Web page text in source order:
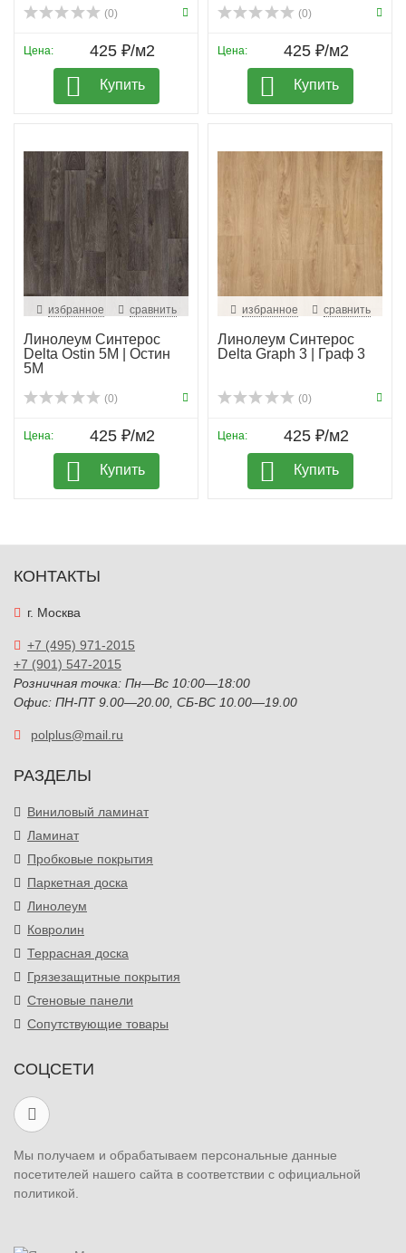
(0)
Цена: 425 ₽/м2
Купить
(0)
Цена: 425 ₽/м2
Купить
избранное сравнить
Линолеум Синтерос
Delta Ostin 5M | Остин
5М
(0)
Цена: 425 ₽/м2
Купить
избранное сравнить
Линолеум Синтерос
Delta Graph 3 | Граф 3
(0)
Цена: 425 ₽/м2
Купить
КОНТАКТЫ
г. Москва
+7 (495) 971-2015
+7 (901) 547-2015
Розничная точка: Пн—Вс 10:00—18:00
Офис: ПН-ПТ 9.00—20.00, СБ-ВС 10.00—19.00
polplus@mail.ru
РАЗДЕЛЫ
Виниловый ламинат
Ламинат
Пробковые покрытия
Паркетная доска
Линолеум
Ковролин
Террасная доска
Грязезащитные покрытия
Стеновые панели
Сопутствующие товары
СОЦСЕТИ
Мы получаем и обрабатываем персональные данные
посетителей нашего сайта в соответствии с официальной
политикой.